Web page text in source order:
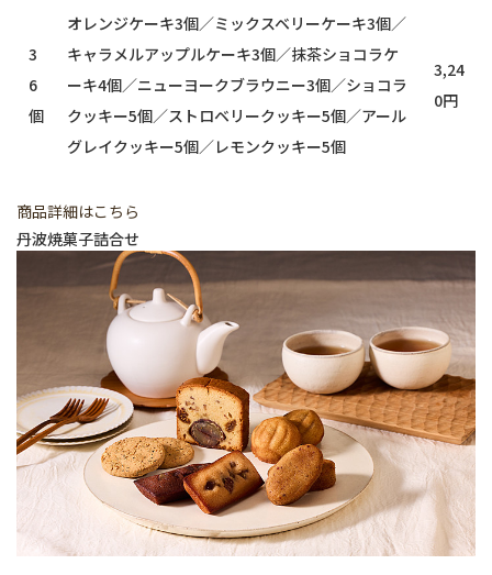
3
6
個
オレンジケーキ3個／ミックスベリーケーキ3個／
キャラメルアップルケーキ3個／抹茶ショコラケ
ーキ4個／ニューヨークブラウニー3個／ショコラ
クッキー5個／ストロベリークッキー5個／アール
グレイクッキー5個／レモンクッキー5個
3,24
0円
商品詳細はこちら
丹波焼菓子詰合せ